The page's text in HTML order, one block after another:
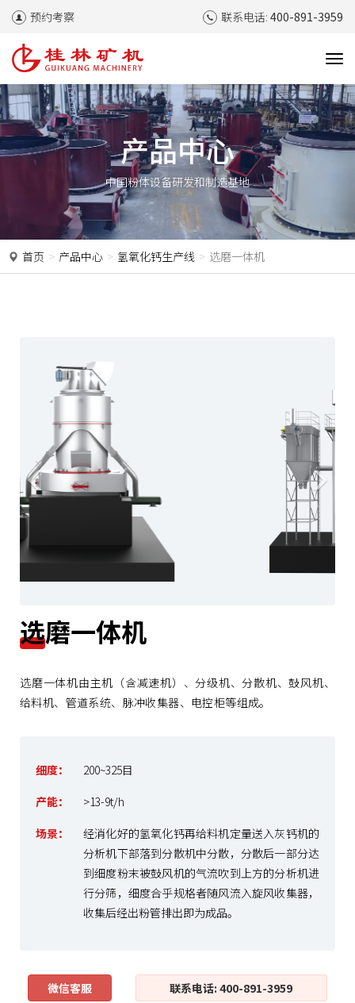
预约考察 联系电话: 400-891-3959
T
g
g
l
e
g
t
产品中心
中国粉体设备研发和制造基地
首页 产品中心 氢氧化钙生产线 选磨一体机
e
i
o
x
t
选磨一体机
选磨一体机由主机（含减速机）、分级机、分散机、鼓风机、
给料机、管道系统、脉冲收集器、电控柜等组成。
细度：
200~325目
产能：
>13-9t/h
场景：
经消化好的氢氧化钙再给料机定量送入灰钙机的
分析机下部落到分散机中分散，分散后一部分达
到细度粉末被鼓风机的气流吹到上方的分析机进
行分筛，细度合乎规格者随风流入旋风收集器，
收集后经出粉管排出即为成品。
微信客服 联系电话: 400-891-3959